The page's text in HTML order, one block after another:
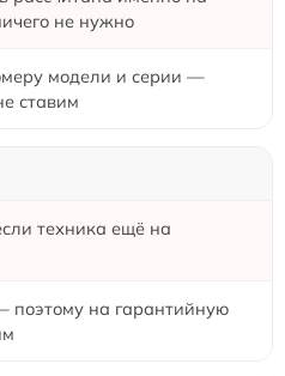
не нужно
модели и серии —
ставим
техника ещё на
поэтому на гарантийную